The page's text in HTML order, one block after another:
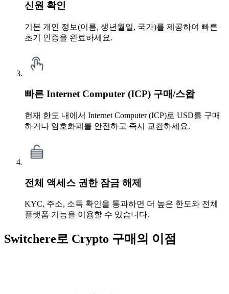
신원 확인
기본 개인 정보(이름, 생년월일, 국가)를 제공하여 빠른
초기 인증을 완료하세요.
빠른 Internet Computer (ICP) 구매/스왑
현재 한도 내에서 Internet Computer (ICP)로 USD를 구매
하거나 암호화폐를 안전하고 즉시 교환하세요.
전체 액세스 권한 잠금 해제
KYC, 주소, 소득 확인을 통과하면 더 높은 한도와 전체
플랫폼 기능을 이용할 수 있습니다.
Switchere로 Crypto 구매의 이점